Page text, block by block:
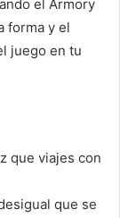
el Armory
forma y el
juego en tu
que viajes con
que se